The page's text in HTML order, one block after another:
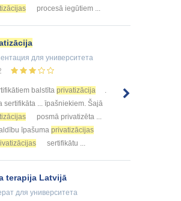
procesā iegūtiem ...
для университета
balstīta privatizācija
.
sertifikāta ... īpašniekiem. Šajā
posmā privatizēta ...
īpašuma privatizācijas
sertifikātu ...
terapija Latvijā
для университета